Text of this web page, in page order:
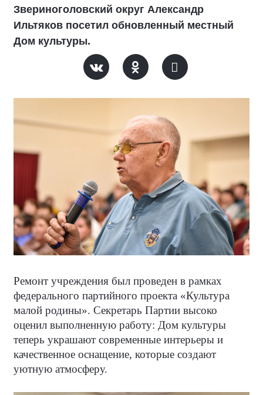
Звериноголовский округ Александр
Ильтяков посетил обновленный местный
Дом культуры.
Ремонт учреждения был проведен в рамках
федерального партийного проекта «Культура
малой родины». Секретарь Партии высоко
оценил выполненную работу: Дом культуры
теперь украшают современные интерьеры и
качественное оснащение, которые создают
уютную атмосферу.